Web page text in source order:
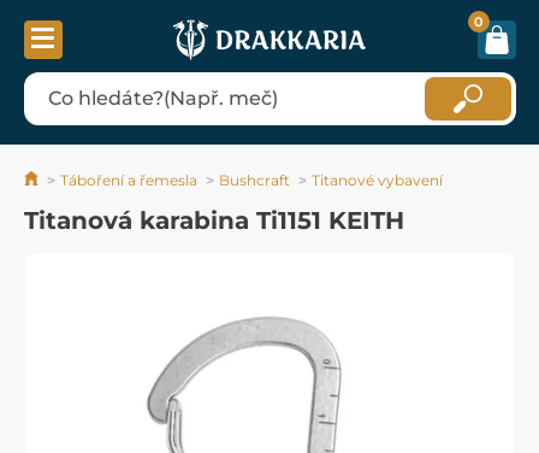
0
Táboření a řemesla Bushcraft Titanové vybavení
Titanová karabina Ti1151 KEITH